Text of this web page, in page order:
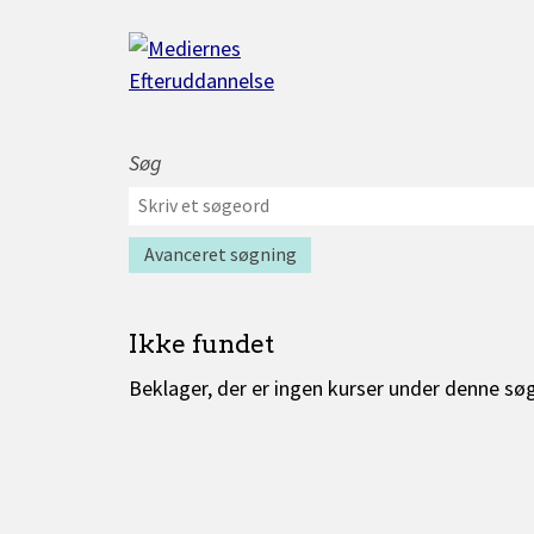
indhold
Søg
efter
kurser
Værktøjer
til
Søg
Avanceret søgning
Ikke fundet
Beklager, der er ingen kurser under denne